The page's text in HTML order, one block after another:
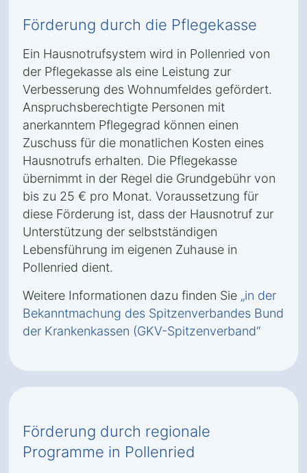
Förderung durch die Pflegekasse
Ein Hausnotrufsystem wird in Pollenried von
der Pflegekasse als eine Leistung zur
Verbesserung des Wohnumfeldes gefördert.
Anspruchsberechtigte Personen mit
anerkanntem Pflegegrad können einen
Zuschuss für die monatlichen Kosten eines
Hausnotrufs erhalten. Die Pflegekasse
übernimmt in der Regel die Grundgebühr von
bis zu 25 € pro Monat. Voraussetzung für
diese Förderung ist, dass der Hausnotruf zur
Unterstützung der selbstständigen
Lebensführung im eigenen Zuhause in
Pollenried dient.
Weitere Informationen dazu finden Sie „in der
Bekanntmachung des Spitzenverbandes Bund
der Krankenkassen (GKV-Spitzenverband“
Förderung durch regionale
Programme in Pollenried